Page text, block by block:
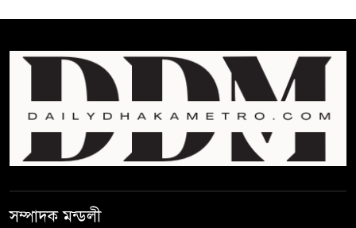
শেখ হাসিনার বক্তব্যে ভারতের
সমর্থন নেই : রণধীর জয়সওয়াল
শেখ হাসিনা দেশে ফিরে আসুক,
গণহত্যার দায়ে কারাগারে যাক :
সম্পাদক মন্ডলী